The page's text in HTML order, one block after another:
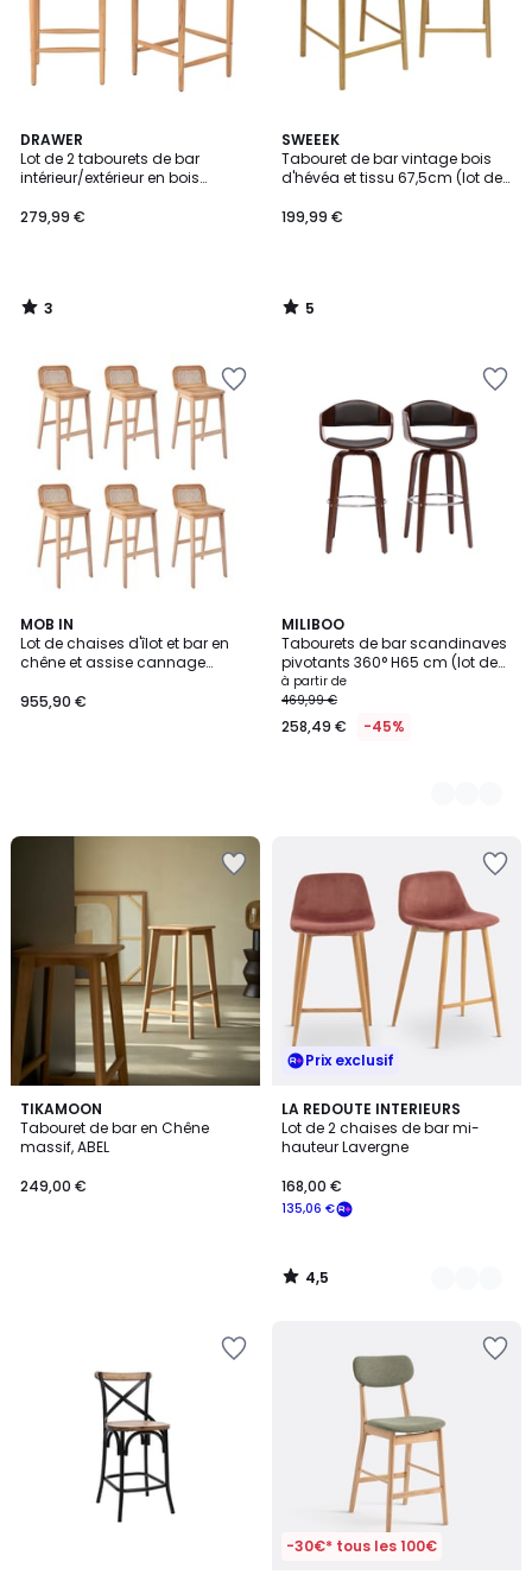
DRAWER
Lot de 2 tabourets de bar
intérieur/extérieur en bois
H65cm- NURI
279,99 €
3
/
5
3
/
SWEEEK
Tabouret de bar vintage bois
d'hévéa et tissu 67,5cm (lot de
199,99 €
5
/
5
5
/
MOB IN
Lot de chaises d'îlot et bar en
chêne et assise cannage
955,90 €
MILIBOO
Tabourets de bar scandinaves
pivotants 360° H65 cm (lot de
2) GAO
à partir de
469,99 €
258,49 € -45%
2
Couleurs
TIKAMOON
Tabouret de bar en Chêne
massif, ABEL
249,00 €
Prix exclusif
LA REDOUTE INTERIEURS
Lot de 2 chaises de bar mi-
hauteur Lavergne
135,06 €
168,00 €
4,5
/ 5
3
Couleurs
4,5
/
-30€* tous les 100€